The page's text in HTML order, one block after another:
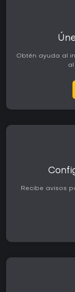
Obtén ayuda al
Recibe avisos